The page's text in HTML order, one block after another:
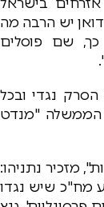
יש הרבה מה
כך, שם פוסלים
נגדי ובכל
הממשלה "מנדט
מזכיר נתניהו:
מח"כ שיש נגדו